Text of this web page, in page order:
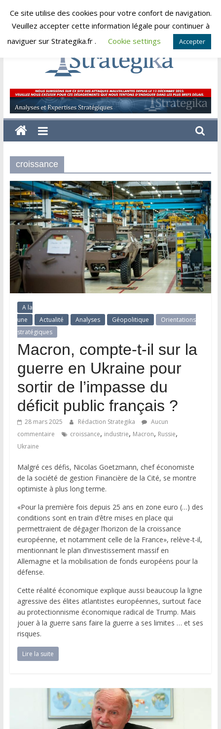
Skip
vendredi, août 7, 2026
Strategika
Expertise
et
Analyses
croissance
A la
une
Actualité Analyses Géopolitique
Orientations
stratégiques
Macron, compte-t-il sur la
guerre en Ukraine pour
sortir de l’impasse du
déficit public français ?
28 mars 2025 Rédaction Strategika
Aucun
commentaire
croissance, industrie, Macron, Russie,
Ukraine
Malgré ces défis, Nicolas Goetzmann, chef économiste
de la société de gestion Financière de la Cité, se montre
optimiste à plus long terme.
«Pour la première fois depuis 25 ans en zone euro (…) des
conditions sont en train d’être mises en place qui
permettraient de dégager l’horizon de la croissance
européenne, et notamment celle de la France», relève-t-il,
mentionnant le plan d’investissement massif en
Allemagne et la mobilisation de fonds européens pour la
défense.
Cette réalité économique explique aussi beaucoup la ligne
agressive des élites atlantistes européennes, surtout face
au protectionnisme économique radical de Trump. Mais
jouer à la guerre sans faire la guerre a ses limites … et ses
risques.
Lire la suite
Ce site utilise des cookies pour votre confort de navigation.
Veuillez accepter cette information légale pour continuer à
naviguer sur Strategika.fr .
Cookie settings Accepter